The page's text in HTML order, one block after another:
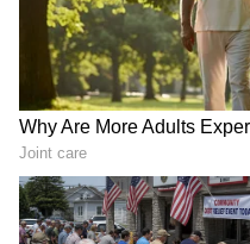
ಇತಿಹಾಸ ಅಧ್ಯಯನಕ್ಕೆ
ಈ ಹೊಸ ಶೋಧನೆಯು
ಚೌಕಟ್ಟು, ರಾಜಪ್ರಭುತ್ವ
ನಂಬಿಕೆಯ ಸಂಬಂಧಗಳು,
ಸಾಂಸ್ಕೃತಿಕ ನಂಬಿಕೆಗಳ
ಕರ್ನಾಟಕದ
ಆಯಾಮಗಳನ್ನು